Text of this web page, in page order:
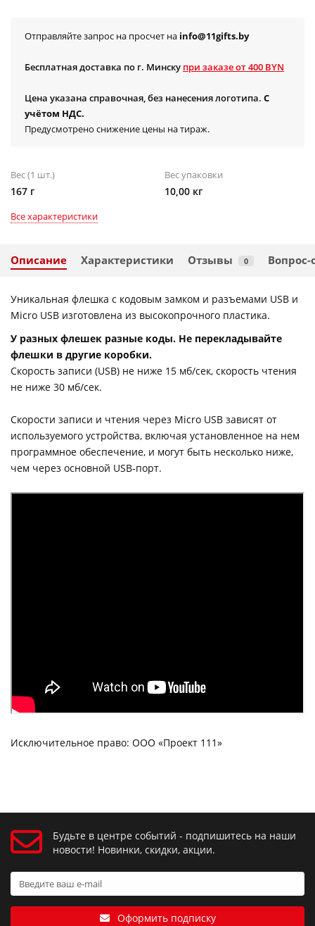
Отправляйте запрос на просчет на info@11gifts.by
Бесплатная доставка по г. Минску при заказе от 400 BYN
Цена указана справочная, без нанесения логотипа. С
учётом НДС.
Предусмотрено снижение цены на тираж.
Вес (1 шт.)
167 г
Вес упаковки
10,00 кг
Все характеристики
Описание Характеристики Отзывы 0 Вопрос-
Уникальная флешка с кодовым замком и разъемами USB и
Micro USB изготовлена из высокопрочного пластика.
У разных флешек разные коды. Не перекладывайте
флешки в другие коробки.
Скорость записи (USB) не ниже 15 мб/cек, скорость чтения
не ниже 30 мб/сек.
Cкорости записи и чтения через Micro USB зависят от
используемого устройства, включая установленное на нем
программное обеспечение, и могут быть несколько ниже,
чем через основной USB-порт.
Исключительное право: ООО «Проект 111»
Будьте в центре событий - подпишитесь на наши
новости! Новинки, скидки, акции.
Оформить подписку